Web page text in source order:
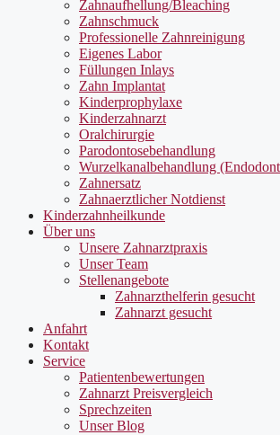
Zahnaufhellung/Bleaching
Zahnschmuck
Professionelle Zahnreinigung
Eigenes Labor
Füllungen Inlays
Zahn Implantat
Kinderprophylaxe
Kinderzahnarzt
Oralchirurgie
Parodontosebehandlung
Wurzelkanalbehandlung
Zahnersatz
Zahnaerztlicher Notdienst
Kinderzahnheilkunde
Über uns
Unsere Zahnarztpraxis
Unser Team
Stellenangebote
Zahnarzthelferin gesucht
Zahnarzt gesucht
Anfahrt
Kontakt
Service
Patientenbewertungen
Zahnarzt Preisvergleich
Sprechzeiten
Unser Blog